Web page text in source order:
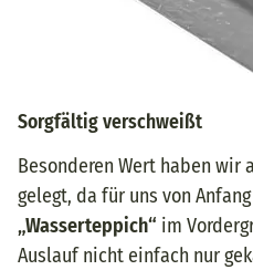
Sorgfältig verschweißt
Besonderen Wert haben wir
gelegt, da für uns von
„Wasserteppich“ im
Auslauf nicht einfach nur